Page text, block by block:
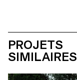
PROJETS
SIMILAIRES